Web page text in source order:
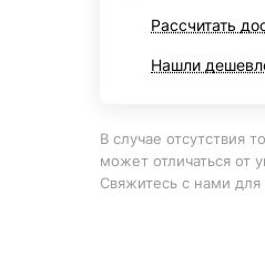
Рассчитать
Нашли
В случае отсутствия
может отличаться от
Свяжитесь с нами для